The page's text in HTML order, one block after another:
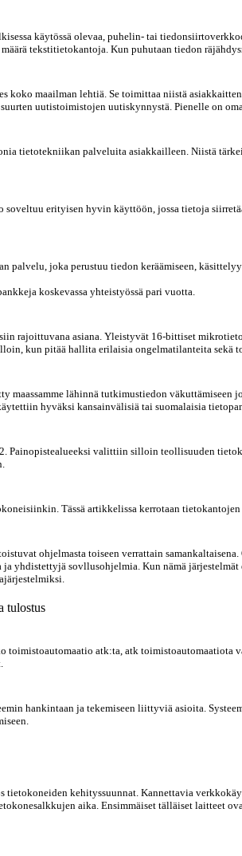
käytössä olevaa, puhelin- tai
tekstitietokantoja. Kun puhutaan tiedon
koko maailman lehtiä. Se toimittaa niistä
uutistoimistojen uutiskynnystä. Pienelle on
tietotekniikan palveluita asiakkailleen. Niistä
erityisen hyvin käyttöön, jossa tietoja
joka perustuu tiedon keräämiseen,
koskevassa yhteistyössä pari vuotta.
rajoittuvana asiana. Yleistyvät 16-bittiset
kun pitää hallita erilaisia ongelmatilanteita sekä
maassamme lähinnä tutkimustiedon
hyväksi kansainvälisiä tai suomalaisia
Painopistealueeksi valittiin silloin teollisuuden
Tässä artikkelissa kerrotaan
ohjelmasta toiseen verrattain
yhdistettyjä sovllusohjelmia. Kun nämä
tulostus
atk:ta, atk toimistoautomaatiota
hankintaan ja tekemiseen liittyviä asioita.
tietokoneiden kehityssuunnat. Kannettavia
aika. Ensimmäiset tälläiset laitteet